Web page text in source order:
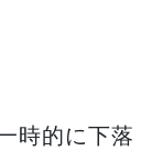
時的に下落